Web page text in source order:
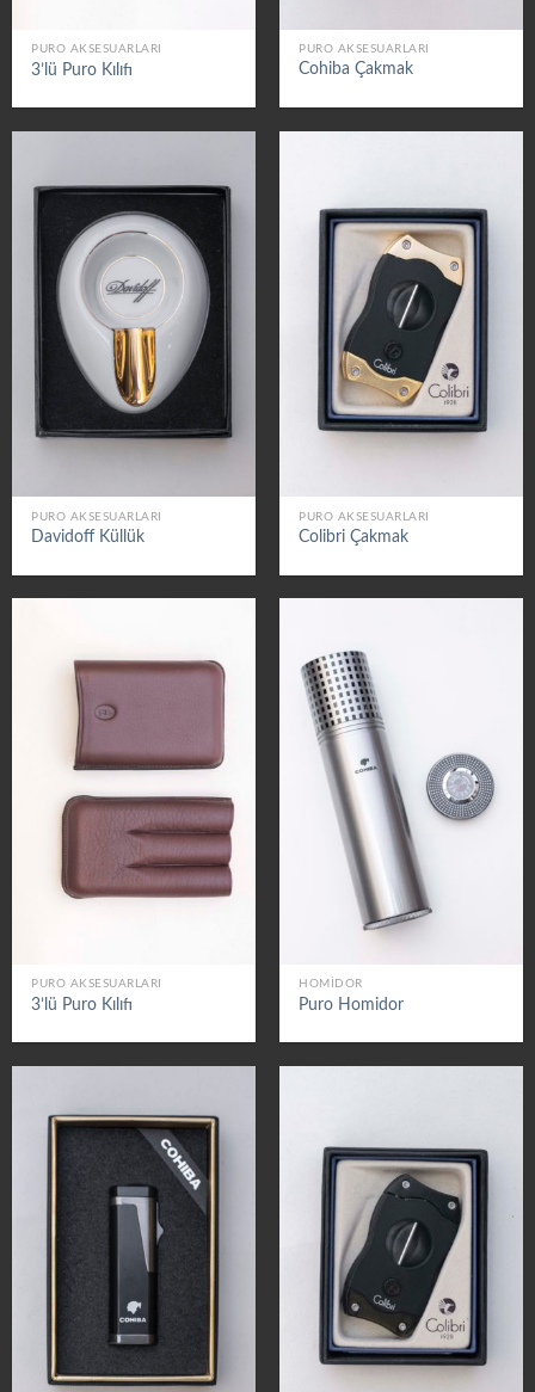
PURO AKSESUARLARI
3’lü Puro Kılıfı
PURO AKSESUARLARI
Cohiba Çakmak
PURO AKSESUARLARI
Davidoff Küllük
PURO AKSESUARLARI
Colibri Çakmak
PURO AKSESUARLARI
3’lü Puro Kılıfı
HOMIDOR
Puro Homidor